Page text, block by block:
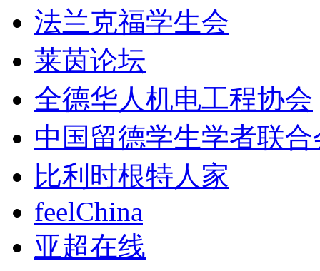
法兰克福学生会
莱茵论坛
全德华人机电工程协会
中国留德学生学者联合
比利时根特人家
feelChina
亚超在线